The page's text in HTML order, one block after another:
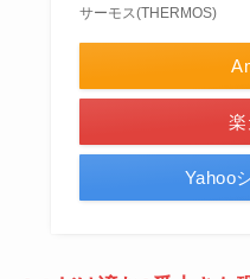
サーモス(THERMOS)
Yahoo